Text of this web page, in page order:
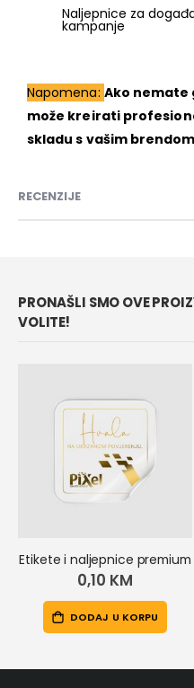
Naljepnice za
kampanje
Napomena: Ako nemate
može kreirati
skladu s vašim
RECENZIJE
PRONAŠLI SMO OVE
VOLITE!
Etikete i naljepnice premium
0,10 KM
DODAJ U KORPU